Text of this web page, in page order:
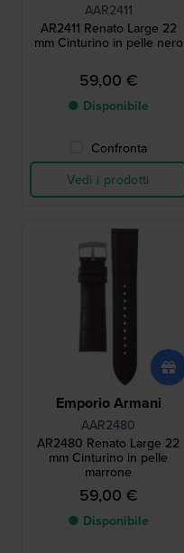
AAR2411
AR2411 Renato Large 22
mm Cinturino in pelle nero
59,00 €
● Disponibile
Confronta
Vedi i prodotti
Emporio Armani
AAR2480
AR2480 Renato Large 22
mm Cinturino in pelle
marrone
59,00 €
● Disponibile